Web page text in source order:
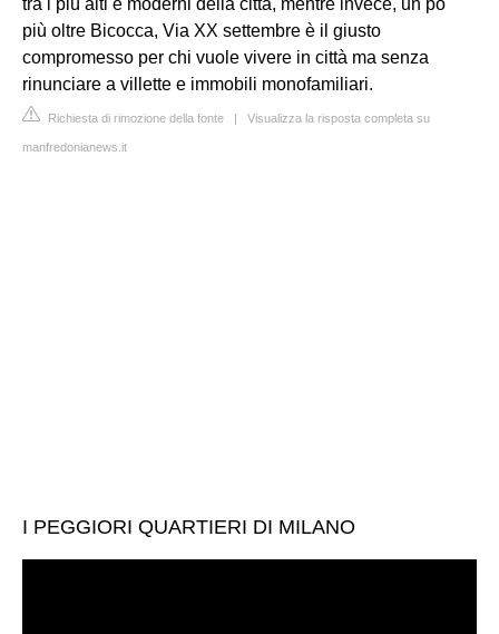
tra i più alti e moderni della città, mentre invece, un po'
più oltre Bicocca, Via XX settembre è il giusto
compromesso per chi vuole vivere in città ma senza
rinunciare a villette e immobili monofamiliari.
Richiesta di rimozione della fonte | Visualizza la risposta completa su
manfredonianews.it
I PEGGIORI QUARTIERI DI MILANO